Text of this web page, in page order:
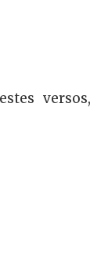
versos,